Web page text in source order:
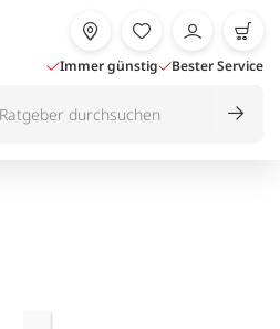
Immer günstig Bester Service